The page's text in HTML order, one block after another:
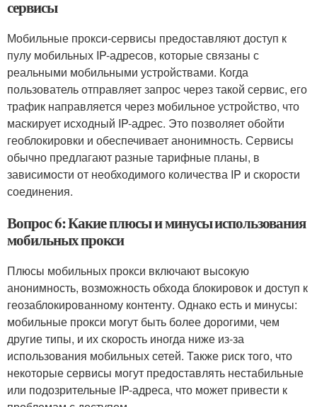
сервисы
Мобильные прокси-сервисы предоставляют доступ к
пулу мобильных IP-адресов, которые связаны с
реальными мобильными устройствами. Когда
пользователь отправляет запрос через такой сервис, его
трафик направляется через мобильное устройство, что
маскирует исходный IP-адрес. Это позволяет обойти
геоблокировки и обеспечивает анонимность. Сервисы
обычно предлагают разные тарифные планы, в
зависимости от необходимого количества IP и скорости
соединения.
Вопрос 6: Какие плюсы и минусы использования
мобильных прокси
Плюсы мобильных прокси включают высокую
анонимность, возможность обхода блокировок и доступ к
геозаблокированному контенту. Однако есть и минусы:
мобильные прокси могут быть более дорогими, чем
другие типы, и их скорость иногда ниже из-за
использования мобильных сетей. Также риск того, что
некоторые сервисы могут предоставлять нестабильные
или подозрительные IP-адреса, что может привести к